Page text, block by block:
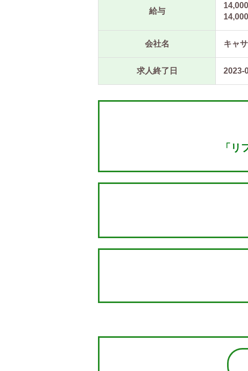
給与
会社名 キャ
求人終了日 2023-
「リ